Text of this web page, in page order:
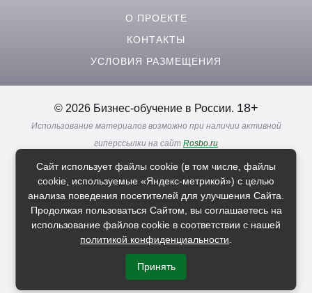
О ПРОЕКТЕ
КОНТАКТЫ
УСЛОВИЯ РАЗМЕЩЕНИЯ
© 2026 Бизнес-обучение в России. 18+
Использование материалов возможно при наличии активной
гиперссылки на сайт Rosbo.ru
Реклама. Информация о рекламодателях по ссылкам
Политика в отношении обработки персональных данных
Расскажи друзьям о нас
Сайт использует файлы cookie (в том числе, файлы
cookie, используемые «Яндекс-метрикой») с целью
анализа поведения посетителей для улучшения Сайта.
Продолжая пользоваться Сайтом, вы соглашаетесь на
использование файлов cookie в соответствии с нашей
политикой конфиденциальности
Принять